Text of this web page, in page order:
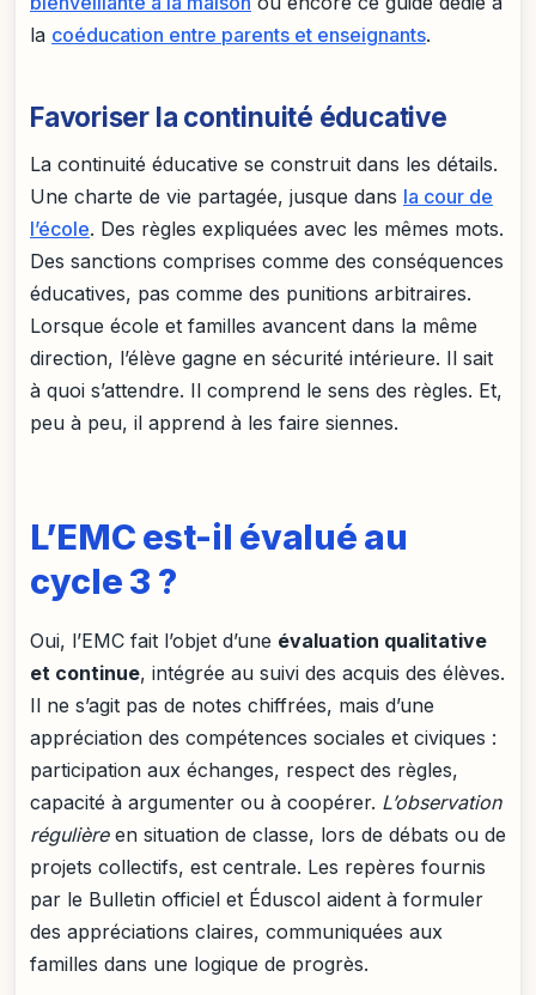
la coéducation entre parents et enseignants.
Favoriser la continuité éducative
La continuité éducative se construit dans les détails.
Une charte de vie partagée, jusque dans la cour de
l’école. Des règles expliquées avec les mêmes mots.
Des sanctions comprises comme des conséquences
éducatives, pas comme des punitions arbitraires.
Lorsque école et familles avancent dans la même
direction, l’élève gagne en sécurité intérieure. Il sait
à quoi s’attendre. Il comprend le sens des règles. Et,
peu à peu, il apprend à les faire siennes.
L’EMC est-il évalué au
cycle 3 ?
Oui, l’EMC fait l’objet d’une évaluation qualitative
et continue, intégrée au suivi des acquis des élèves.
Il ne s’agit pas de notes chiffrées, mais d’une
appréciation des compétences sociales et civiques :
participation aux échanges, respect des règles,
capacité à argumenter ou à coopérer. L’observation
régulièreen situation de classe, lors de débats ou de
projets collectifs, est centrale. Les repères fournis
par le Bulletin officiel et Éduscol aident à formuler
des appréciations claires, communiquées aux
familles dans une logique de progrès.